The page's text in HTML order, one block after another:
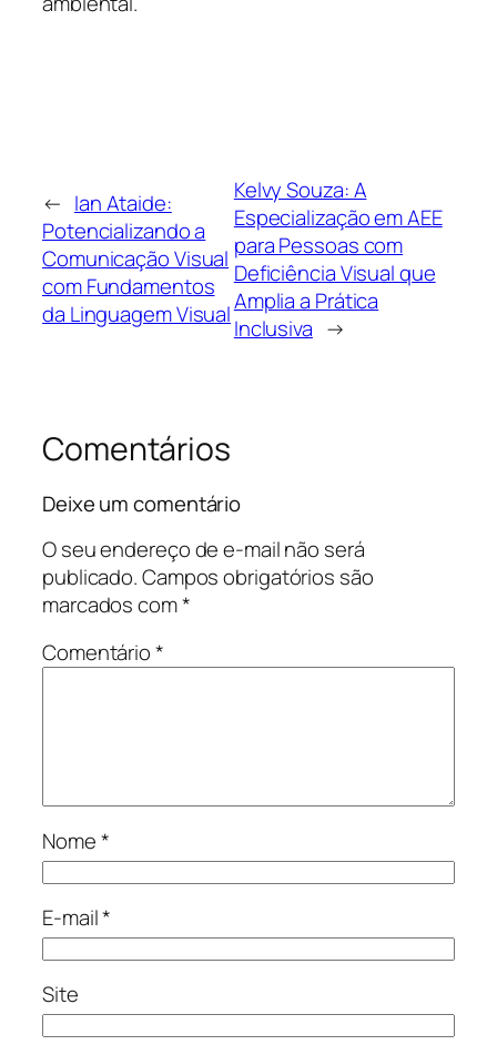
← Ian Ataide:
Potencializando a
Comunicação Visual
com Fundamentos
da Linguagem Visual
Kelvy Souza: A
Especialização em AEE
para Pessoas com
Deficiência Visual que
Amplia a Prática
Inclusiva →
Comentários
Deixe um comentário
O seu endereço de e-mail não será
publicado.Campos obrigatórios são
marcados com*
Comentário*
Nome*
E-mail*
Site